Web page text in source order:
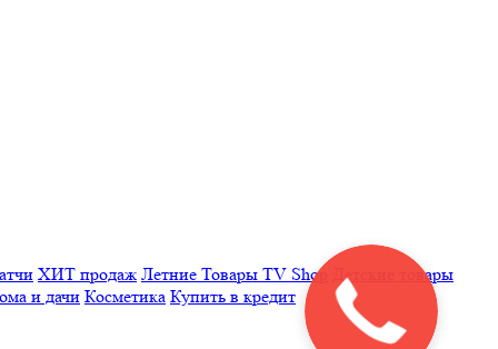
ХИТ продаж Летние Товары TV Shop
Детские товары
и дачи Косметика Купить в кредит